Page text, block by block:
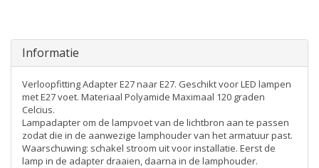
Informatie
Verloopfitting Adapter E27 naar E27. Geschikt voor LED lampen
met E27 voet. Materiaal Polyamide Maximaal 120 graden
Celcius.
Lampadapter om de lampvoet van de lichtbron aan te passen
zodat die in de aanwezige lamphouder van het armatuur past.
Waarschuwing: schakel stroom uit voor installatie. Eerst de
lamp in de adapter draaien, daarna in de lamphouder.